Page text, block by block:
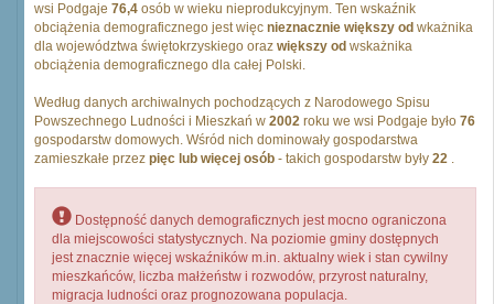
wsi Podgaje 76,4 osób w wieku nieprodukcyjnym. Ten wskaźnik
obciążenia demograficznego jest więc nieznacznie większy od wkażnika
dla województwa świętokrzyskiego oraz większy od wskażnika
obciążenia demograficznego dla całej Polski.
Według danych archiwalnych pochodzących z Narodowego Spisu
Powszechnego Ludności i Mieszkań w 2002 roku we wsi Podgaje było 76
gospodarstw domowych. Wśród nich dominowały gospodarstwa
zamieszkałe przez pięc lub więcej osób - takich gospodarstw były 22 .
Dostępność danych demograficznych jest mocno ograniczona
dla miejscowości statystycznych. Na poziomie gminy dostępnych
jest znacznie więcej wskaźników m.in. aktualny wiek i stan cywilny
mieszkańców, liczba małżeństw i rozwodów, przyrost naturalny,
migracja ludności oraz prognozowana populacja.